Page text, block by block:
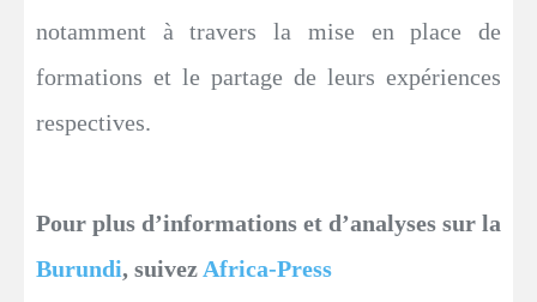
notamment à travers la mise en place de
formations et le partage de leurs expériences
respectives.
Pour plus d’informations et d’analyses sur la
Burundi, suivez Africa-Press